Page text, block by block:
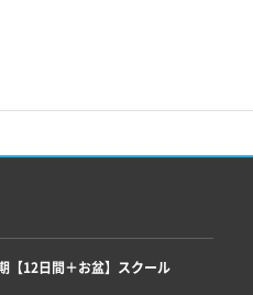
【12日間＋お盆】スクール